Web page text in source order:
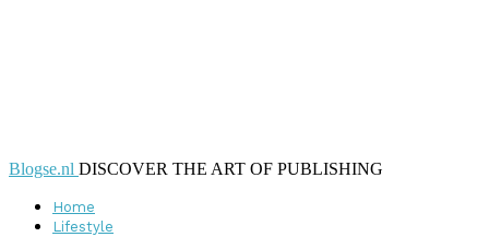
Blogse.nl DISCOVER THE ART OF PUBLISHING
Home
Lifestyle